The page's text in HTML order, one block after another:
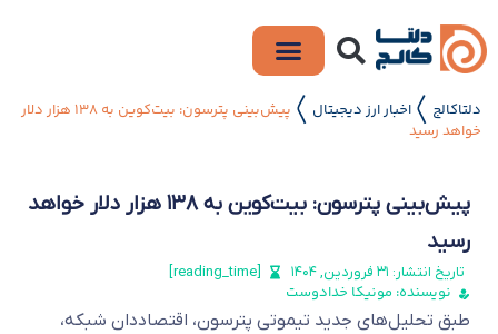
دلتاکالج اخبار ارز دیجیتال
پیش‌بینی پترسون: بیت‌کوین به ۱۳۸ هزار دلار
خواهد رسید
پیش‌بینی پترسون: بیت‌کوین به ۱۳۸ هزار دلار خواهد
رسید
تاریخ انتشار: ۳۱ فروردین, ۱۴۰۴
نویسنده: مونیکا خدادوست
طبق تحلیل‌های جدید تیموتی پترسون، اقتصاددان شبکه،